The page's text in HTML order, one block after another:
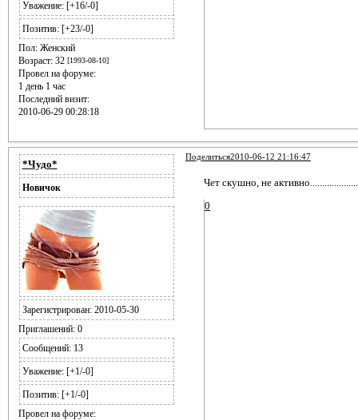
Уважение: [+16/-0]
Позитив:
[+23/-0]
Пол:Женский
Возраст:32 [1993-08-10]
Провел на форуме:
1 день 1 час
Последний визит:
2010-06-29 00:28:18
Поделиться2010-06-12 21:16:47
*Чудо*
Новичок
Зарегистрирован: 2010-05-30
Приглашений:0
Сообщений:13
Уважение: [+1/-0]
Позитив: [+1/-0]
Провел на форуме:
Чет скушно, не
0